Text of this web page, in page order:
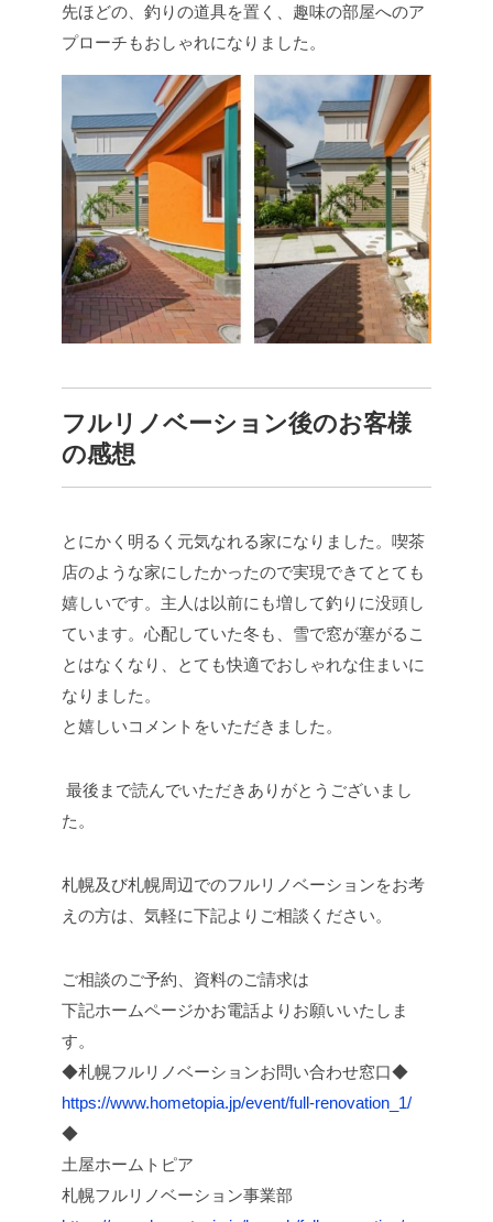
先ほどの、釣りの道具を置く、趣味の部屋へのア
プローチもおしゃれになりました。
フルリノベーション後のお客様
の感想
とにかく明るく元気なれる家になりました。喫茶
店のような家にしたかったので実現できてとても
嬉しいです。主人は以前にも増して釣りに没頭し
ています。心配していた冬も、雪で窓が塞がるこ
とはなくなり、とても快適でおしゃれな住まいに
なりました。
と嬉しいコメントをいただきました。
最後まで読んでいただきありがとうございまし
た。
札幌及び札幌周辺でのフルリノベーションをお考
えの方は、気軽に下記よりご相談ください。
ご相談のご予約、資料のご請求は
下記ホームページかお電話よりお願いいたしま
す。
◆札幌フルリノベーションお問い合わせ窓口◆
https://www.hometopia.jp/event/full-renovation_1/
◆
⼟屋ホームトピア
札幌フルリノベーション事業部